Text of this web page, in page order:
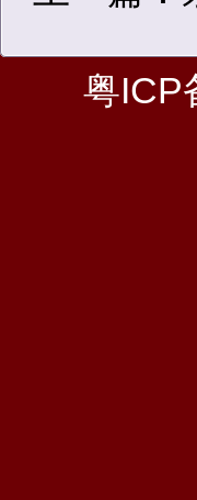
粤ICP